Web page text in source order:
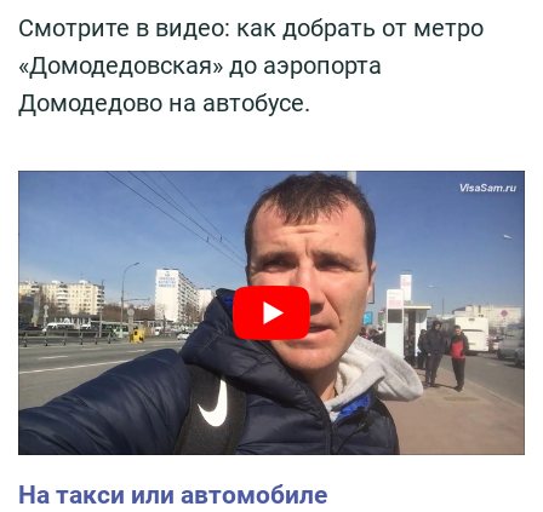
Смотрите в видео: как добрать от метро
«Домодедовская» до аэропорта
Домодедово на автобусе.
На такси или автомобиле